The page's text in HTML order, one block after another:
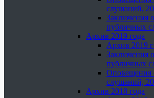
слушаний,
Заключения о
публичных
Архив 2019 года
Архив 2019
Заключения о
публичных
Оповещения
слушаний,
Архив 2018 года